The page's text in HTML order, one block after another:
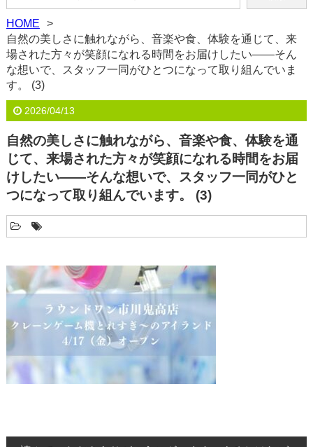
HOME
自然の美しさに触れながら、音楽や食、体験を通じて、来
場された方々が笑顔になれる時間をお届けしたい――そん
な想いで、スタッフ一同がひとつになって取り組んでいま
す。 (3)
2026/04/13
自然の美しさに触れながら、音楽や食、体験を通
じて、来場された方々が笑顔になれる時間をお届
けしたい――そんな想いで、スタッフ一同がひと
つになって取り組んでいます。 (3)